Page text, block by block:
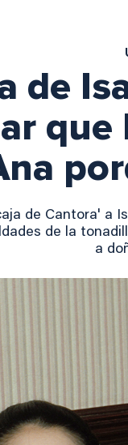
de
que
de Cantora' a
de la
a